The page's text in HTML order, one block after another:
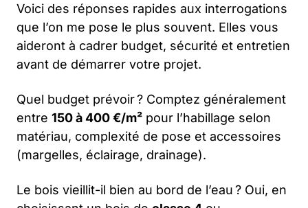
Voici des réponses rapides aux interrogations
que l’on me pose le plus souvent. Elles vous
aideront à cadrer budget, sécurité et entretien
avant de démarrer votre projet.
Quel budget prévoir ? Comptez généralement
entre 150 à 400 €/m² pour l’habillage selon
matériau, complexité de pose et accessoires
(margelles, éclairage, drainage).
Le bois vieillit-il bien au bord de l’eau ? Oui, en